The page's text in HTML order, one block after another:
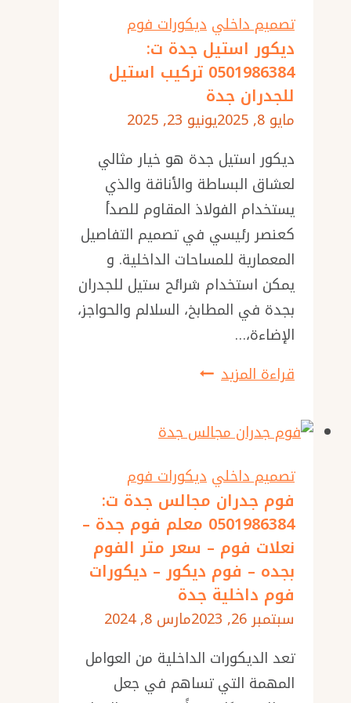
تصميم داخلي ديكورات فوم
ديكور استيل جدة ت:
0501986384 تركيب استيل
للجدران جدة
مايو 8, 2025
يونيو 23, 2025
ديكور استيل جدة هو خيار مثالي
لعشاق البساطة والأناقة والذي
يستخدام الفولاذ المقاوم للصدأ
كعنصر رئيسي في تصميم التفاصيل
المعمارية للمساحات الداخلية. و
يمكن استخدام شرائح ستيل للجدران
بجدة في المطابخ، السلالم والحواجز،
الإضاءة،…
قراءة المزيدديكور
جدة
ت:
0501986384
تركيب
استيل
للجدران
جدة
تصميم داخلي ديكورات فوم
فوم جدران مجالس جدة ت:
0501986384 معلم فوم جدة –
نعلات فوم – سعر متر الفوم
بجده – فوم ديكور – ديكورات
فوم داخلية جدة
سبتمبر 26, 2023
مارس 8, 2024
تعد الديكورات الداخلية من العوامل
المهمة التي تساهم في جعل